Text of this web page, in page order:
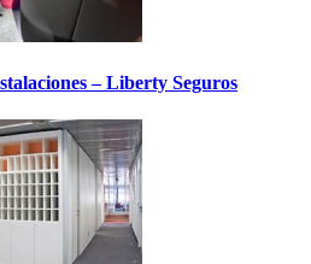
– Liberty Seguros